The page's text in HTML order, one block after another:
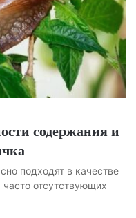
содержания и
подходят в качестве
отсутствующих